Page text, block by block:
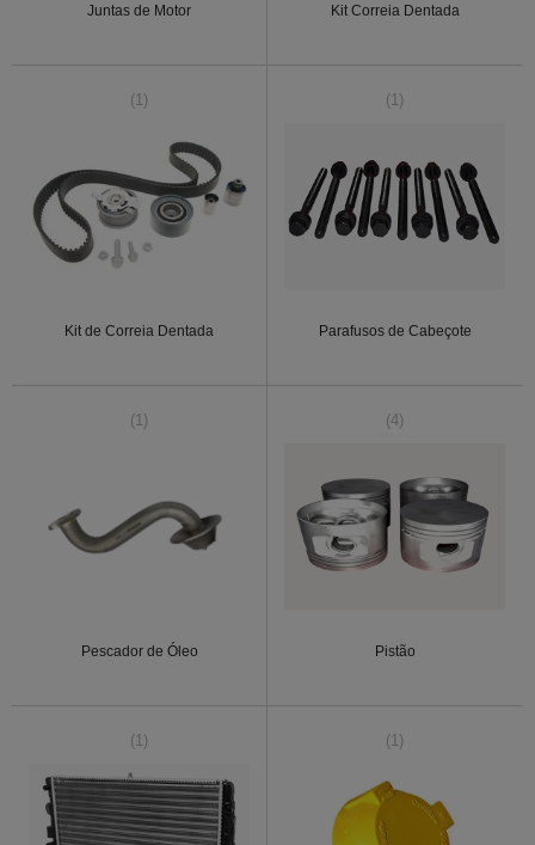
Juntas de Motor Kit Correia Dentada
(1)
Kit de Correia Dentada
(1)
Parafusos de Cabeçote
(1)
Pescador de Óleo
(4)
Pistão
(1) (1)